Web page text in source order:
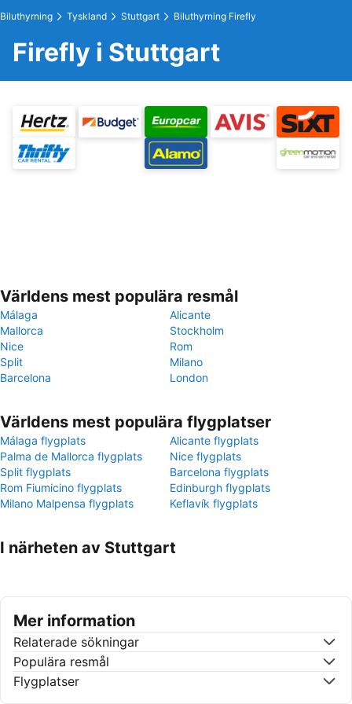
Biluthyrning Tyskland Stuttgart Biluthyrning Firefly
Firefly i Stuttgart
Världens mest populära resmål
Málaga
Alicante
Mallorca
Stockholm
Nice
Rom
Split
Milano
Barcelona
London
Världens mest populära flygplatser
Málaga flygplats
Alicante flygplats
Palma de Mallorca flygplats
Nice flygplats
Split flygplats
Barcelona flygplats
Rom Fiumicino flygplats
Edinburgh flygplats
Milano Malpensa flygplats
Keflavík flygplats
I närheten av Stuttgart
Mer information
Relaterade sökningar
Populära resmål
Flygplatser